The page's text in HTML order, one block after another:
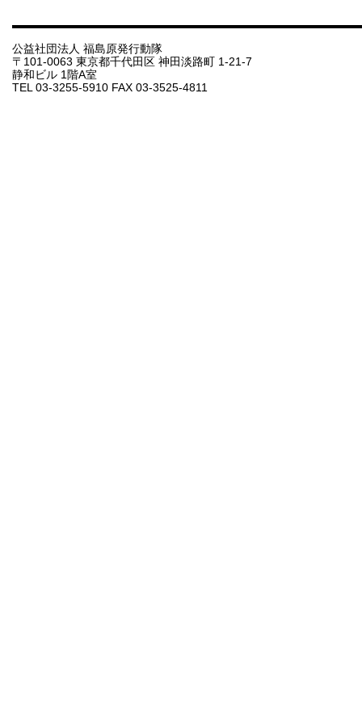
公益社団法人 福島原発行動隊
〒101-0063 東京都千代田区 神田淡路町 1-21-7
静和ビル 1階A室
TEL 03-3255-5910 FAX 03-3525-4811